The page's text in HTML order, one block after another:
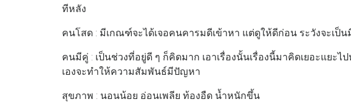
ทีหลัง
คนโสด : มีเกณฑ์จะได้เจอคนคารมดีเข้าหา แต่ดูให้ดีก่อน ระวังจะเป็
คนมีคู่ : เป็นช่วงที่อยู่ดี ๆ ก็คิดมาก เอาเรื่องนั้นเรื่องนี้มาคิดเยอะแยะไ
เองจะทำให้ความสัมพันธ์มีปัญหา
สุขภาพ : นอนน้อย อ่อนเพลีย ท้องอืด น้ำหนักขึ้น